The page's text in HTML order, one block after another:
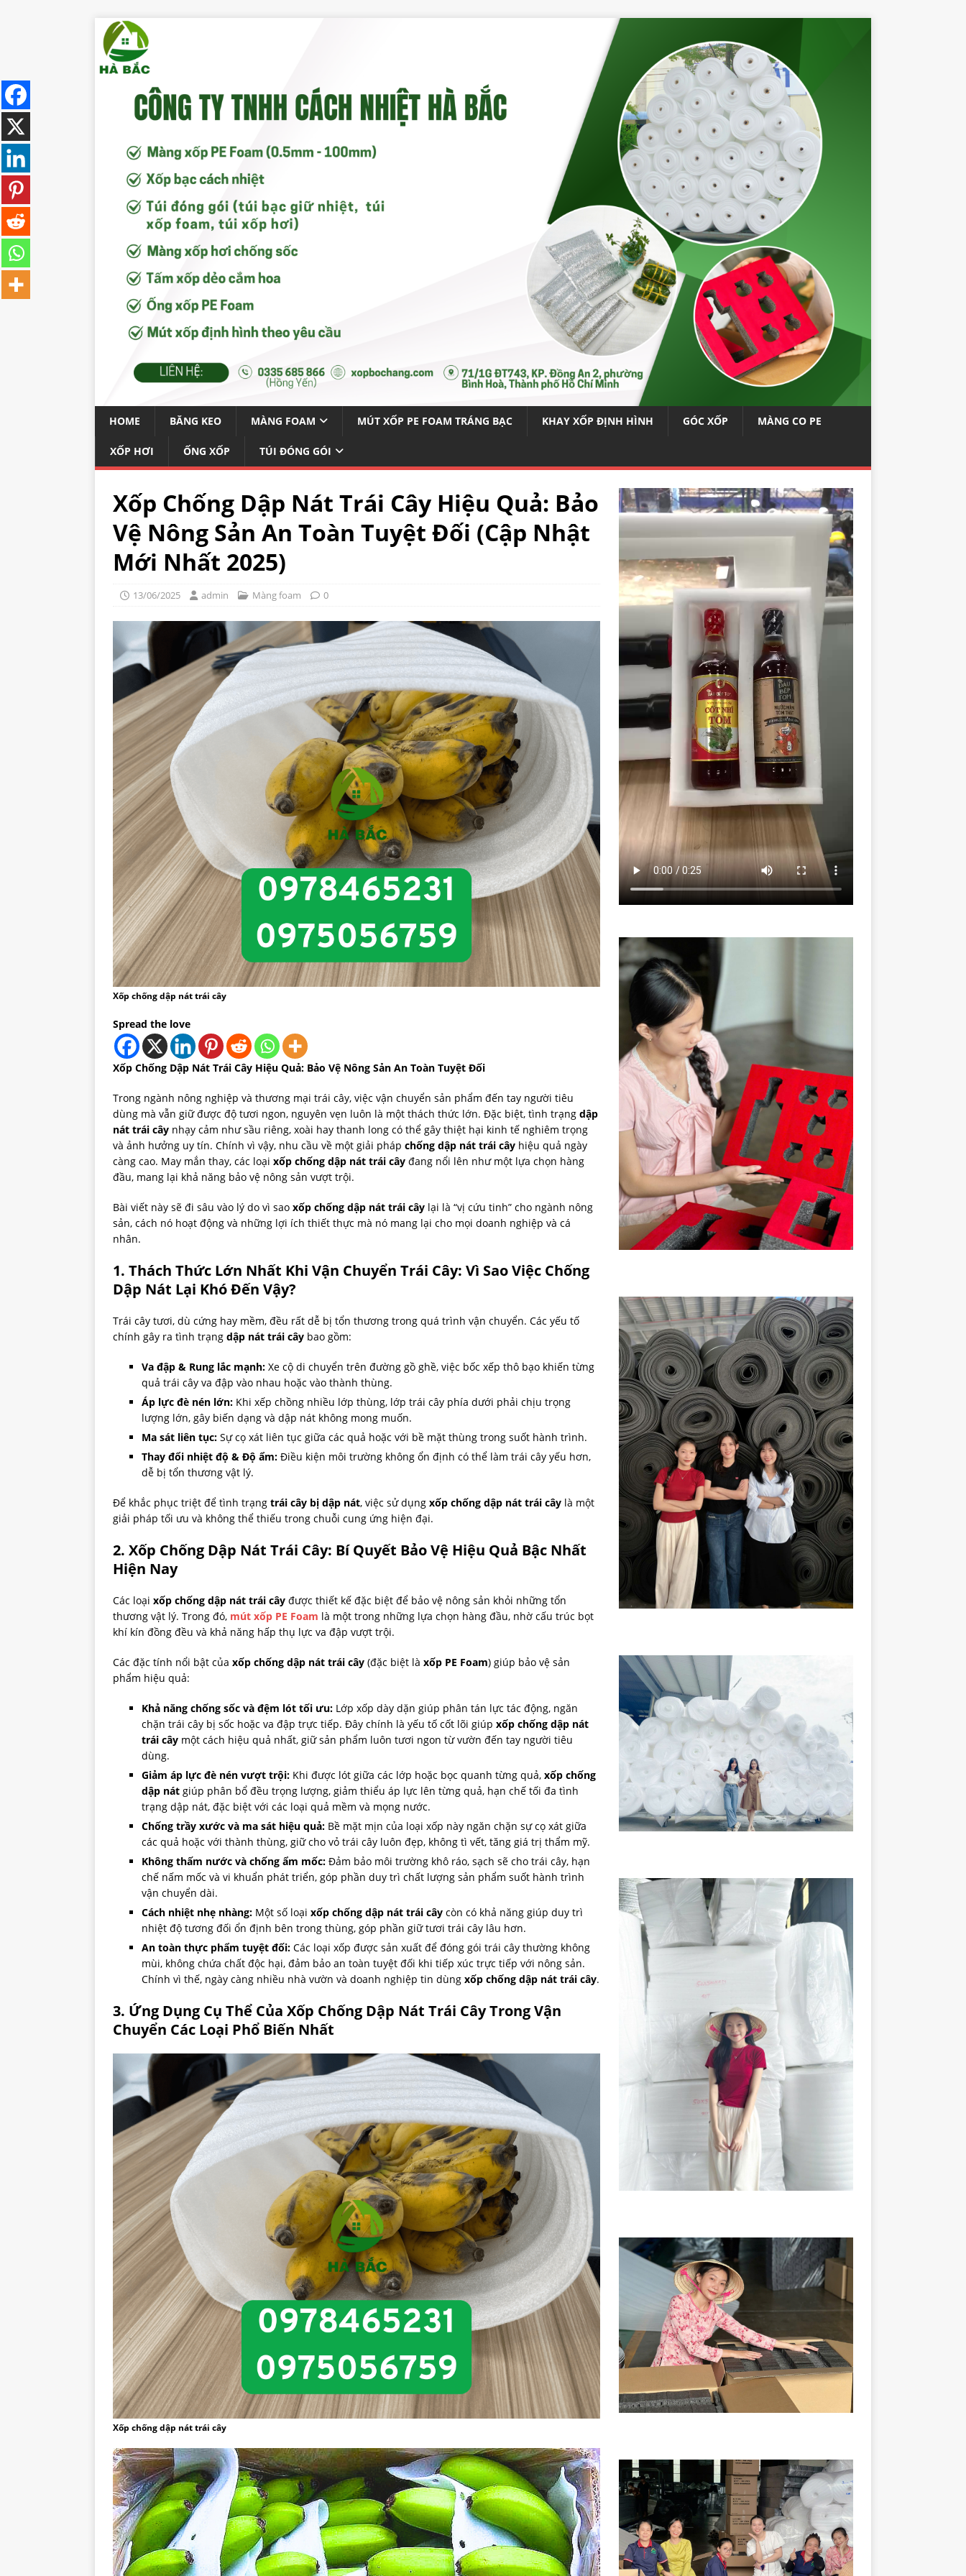
HOME BĂNG KEO MÀNG FOAM MÚT XỐP PE FOAM TRÁNG BẠC KHAY XỐP ĐỊNH HÌNH GÓC XỐP MÀNG CO PE
XỐP HƠI ỐNG XỐP TÚI ĐÓNG GÓI
Xốp Chống Dập Nát Trái Cây Hiệu Quả: Bảo
Vệ Nông Sản An Toàn Tuyệt Đối (Cập Nhật
Mới Nhất 2025)
13/06/2025 admin Màng foam 0
Xốp chống dập nát trái cây
Spread the love
Xốp Chống Dập Nát Trái Cây Hiệu Quả: Bảo Vệ Nông Sản An Toàn Tuyệt Đối
Trong ngành nông nghiệp và thương mại trái cây, việc vận chuyển sản phẩm đến tay người tiêu
dùng mà vẫn giữ được độ tươi ngon, nguyên vẹn luôn là một thách thức lớn. Đặc biệt, tình trạng dập
nát trái cây nhạy cảm như sầu riêng, xoài hay thanh long có thể gây thiệt hại kinh tế nghiêm trọng
và ảnh hưởng uy tín. Chính vì vậy, nhu cầu về một giải pháp chống dập nát trái cây hiệu quả ngày
càng cao. May mắn thay, các loại xốp chống dập nát trái cây đang nổi lên như một lựa chọn hàng
đầu, mang lại khả năng bảo vệ nông sản vượt trội.
Bài viết này sẽ đi sâu vào lý do vì sao xốp chống dập nát trái cây lại là “vị cứu tinh” cho ngành nông
sản, cách nó hoạt động và những lợi ích thiết thực mà nó mang lại cho mọi doanh nghiệp và cá
nhân.
1. Thách Thức Lớn Nhất Khi Vận Chuyển Trái Cây: Vì Sao Việc Chống
Dập Nát Lại Khó Đến Vậy?
Trái cây tươi, dù cứng hay mềm, đều rất dễ bị tổn thương trong quá trình vận chuyển. Các yếu tố
chính gây ra tình trạng dập nát trái cây bao gồm:
Va đập & Rung lắc mạnh: Xe cộ di chuyển trên đường gồ ghề, việc bốc xếp thô bạo khiến từng
quả trái cây va đập vào nhau hoặc vào thành thùng.
Áp lực đè nén lớn: Khi xếp chồng nhiều lớp thùng, lớp trái cây phía dưới phải chịu trọng
lượng lớn, gây biến dạng và dập nát không mong muốn.
Ma sát liên tục: Sự cọ xát liên tục giữa các quả hoặc với bề mặt thùng trong suốt hành trình.
Thay đổi nhiệt độ & Độ ẩm: Điều kiện môi trường không ổn định có thể làm trái cây yếu hơn,
dễ bị tổn thương vật lý.
Để khắc phục triệt để tình trạng trái cây bị dập nát, việc sử dụng xốp chống dập nát trái cây là một
giải pháp tối ưu và không thể thiếu trong chuỗi cung ứng hiện đại.
2. Xốp Chống Dập Nát Trái Cây: Bí Quyết Bảo Vệ Hiệu Quả Bậc Nhất
Hiện Nay
Các loại xốp chống dập nát trái cây được thiết kế đặc biệt để bảo vệ nông sản khỏi những tổn
thương vật lý. Trong đó, mút xốp PE Foam là một trong những lựa chọn hàng đầu, nhờ cấu trúc bọt
khí kín đồng đều và khả năng hấp thụ lực va đập vượt trội.
Các đặc tính nổi bật của xốp chống dập nát trái cây (đặc biệt là xốp PE Foam) giúp bảo vệ sản
phẩm hiệu quả:
Khả năng chống sốc và đệm lót tối ưu: Lớp xốp dày dặn giúp phân tán lực tác động, ngăn
chặn trái cây bị sốc hoặc va đập trực tiếp. Đây chính là yếu tố cốt lõi giúp xốp chống dập nát
trái cây một cách hiệu quả nhất, giữ sản phẩm luôn tươi ngon từ vườn đến tay người tiêu
dùng.
Giảm áp lực đè nén vượt trội: Khi được lót giữa các lớp hoặc bọc quanh từng quả, xốp chống
dập nát giúp phân bổ đều trọng lượng, giảm thiểu áp lực lên từng quả, hạn chế tối đa tình
trạng dập nát, đặc biệt với các loại quả mềm và mọng nước.
Chống trầy xước và ma sát hiệu quả: Bề mặt mịn của loại xốp này ngăn chặn sự cọ xát giữa
các quả hoặc với thành thùng, giữ cho vỏ trái cây luôn đẹp, không tì vết, tăng giá trị thẩm mỹ.
Không thấm nước và chống ẩm mốc: Đảm bảo môi trường khô ráo, sạch sẽ cho trái cây, hạn
chế nấm mốc và vi khuẩn phát triển, góp phần duy trì chất lượng sản phẩm suốt hành trình
vận chuyển dài.
Cách nhiệt nhẹ nhàng: Một số loại xốp chống dập nát trái cây còn có khả năng giúp duy trì
nhiệt độ tương đối ổn định bên trong thùng, góp phần giữ tươi trái cây lâu hơn.
An toàn thực phẩm tuyệt đối: Các loại xốp được sản xuất để đóng gói trái cây thường không
mùi, không chứa chất độc hại, đảm bảo an toàn tuyệt đối khi tiếp xúc trực tiếp với nông sản.
Chính vì thế, ngày càng nhiều nhà vườn và doanh nghiệp tin dùng xốp chống dập nát trái cây.
3. Ứng Dụng Cụ Thể Của Xốp Chống Dập Nát Trái Cây Trong Vận
Chuyển Các Loại Phổ Biến Nhất
Xốp chống dập nát trái cây